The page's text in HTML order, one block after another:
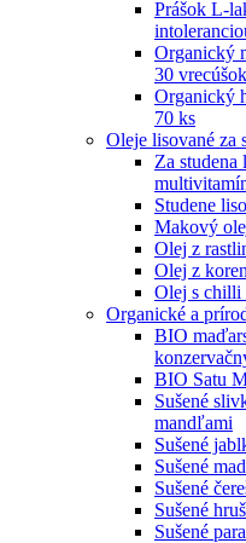
Prášok L-
Organický
30 vrecúšok
Organický
70 ks
Oleje lisované za
Za
Studene
Makový
Olej z
Olej z
Olej s chilli
Organické a
BIO
BIO Satu
Sušené
mandľami
Sušené
Sušené
Sušené
Sušené
Sušené